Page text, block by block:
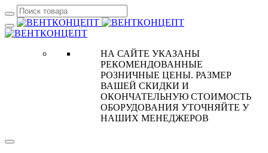
НА САЙТЕ УКАЗАНЫ
РЕКОМЕНДОВАННЫЕ
РОЗНИЧНЫЕ ЦЕНЫ. РАЗМЕР
ВАШЕЙ СКИДКИ И
ОКОНЧАТЕЛЬНУЮ СТОИМОСТЬ
ОБОРУДОВАНИЯ УТОЧНЯЙТЕ У
НАШИХ МЕНЕДЖЕРОВ